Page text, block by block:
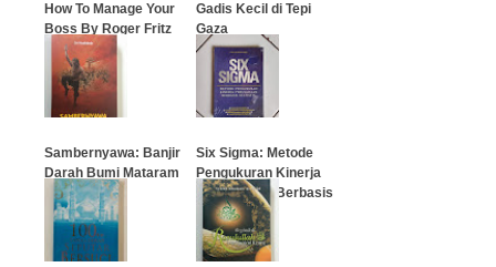
How To Manage Your
Boss By Roger Fritz
…
Gadis Kecil di Tepi
Gaza
Sambernyawa: Banjir
Darah Bumi Mataram
…
Six Sigma: Metode
Pengukuran Kinerja
Perusahaan Berbasis
Statistik
…